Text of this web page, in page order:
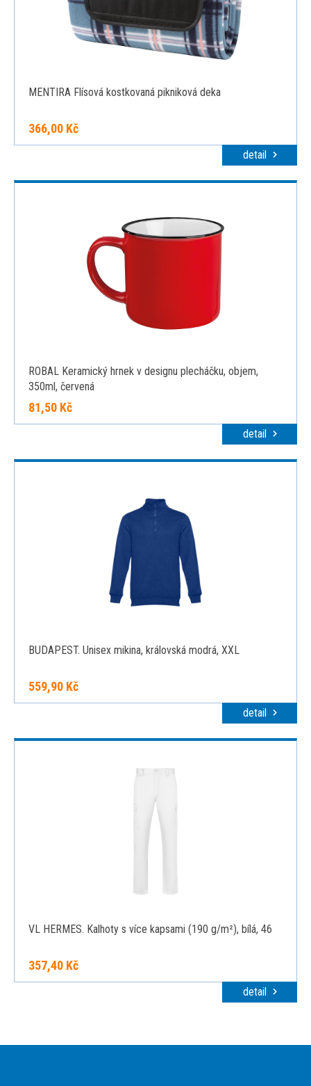
MENTIRA Flísová kostkovaná pikniková deka
366,00 Kč
detail
ROBAL Keramický hrnek v designu plecháčku, objem,
350ml, červená
81,50 Kč
detail
BUDAPEST. Unisex mikina, královská modrá, XXL
559,90 Kč
detail
VL HERMES. Kalhoty s více kapsami (190 g/m²), bílá, 46
357,40 Kč
detail